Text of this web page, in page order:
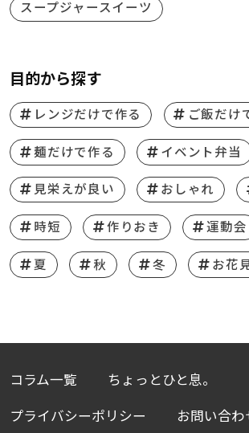
スープジャースイーツ
目的から探す
レンジだけで作る ご飯だけ
麺だけで作る イベント弁当
見栄えが良い おしゃれ
時短 作りおき 運動会
夏 秋 冬 お花
コラム一覧 ちょっとひと息。
プライバシーポリシー お問い合わ